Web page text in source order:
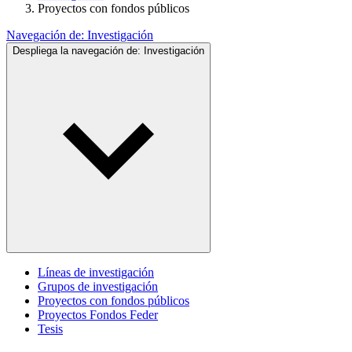
Proyectos con fondos públicos
Navegación de: Investigación
Despliega la navegación de: Investigación
Líneas de investigación
Grupos de investigación
Proyectos con fondos públicos
Proyectos Fondos Feder
Tesis